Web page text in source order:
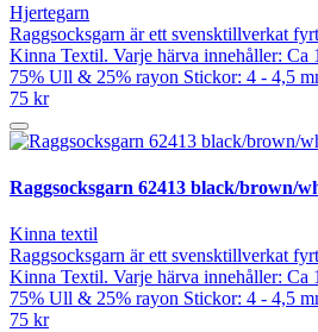
Hjertegarn
Raggsocksgarn är ett svensktillverkat
Kinna Textil. Varje härva innehåller: Ca
75% Ull & 25% rayon Stickor: 4 - 4,5
75 kr
Raggsocksgarn 62413 black/brown/
Kinna textil
Raggsocksgarn är ett svensktillverkat
Kinna Textil. Varje härva innehåller: Ca
75% Ull & 25% rayon Stickor: 4 - 4,5
75 kr